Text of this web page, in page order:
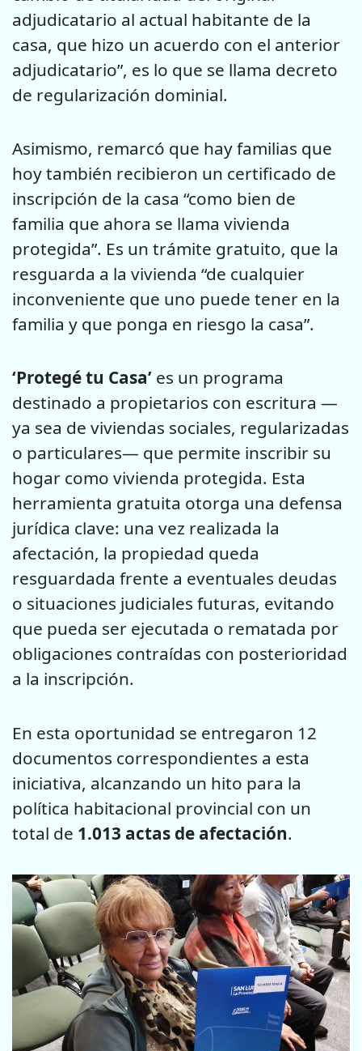
adjudicatario al actual habitante de la
casa, que hizo un acuerdo con el anterior
adjudicatario”, es lo que se llama decreto
de regularización dominial.
Asimismo, remarcó que hay familias que
hoy también recibieron un certificado de
inscripción de la casa “como bien de
familia que ahora se llama vivienda
protegida”. Es un trámite gratuito, que la
resguarda a la vivienda “de cualquier
inconveniente que uno puede tener en la
familia y que ponga en riesgo la casa”.
‘Protegé tu Casa’ es un programa
destinado a propietarios con escritura —
ya sea de viviendas sociales, regularizadas
o particulares— que permite inscribir su
hogar como vivienda protegida. Esta
herramienta gratuita otorga una defensa
jurídica clave: una vez realizada la
afectación, la propiedad queda
resguardada frente a eventuales deudas
o situaciones judiciales futuras, evitando
que pueda ser ejecutada o rematada por
obligaciones contraídas con posterioridad
a la inscripción.
En esta oportunidad se entregaron 12
documentos correspondientes a esta
iniciativa, alcanzando un hito para la
política habitacional provincial con un
total de 1.013 actas de afectación.